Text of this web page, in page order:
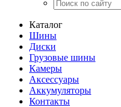
Каталог
Шины
Диски
Грузовые шины
Камеры
Аксессуары
Аккумуляторы
Контакты